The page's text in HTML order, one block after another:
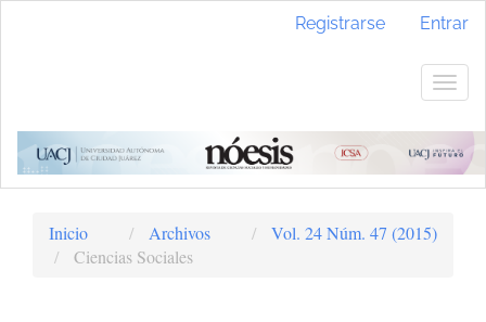
lateral
Registrarse Entrar
Inicio Archivos
Vol. 24 Núm. 47 (2015)
Ciencias Sociales